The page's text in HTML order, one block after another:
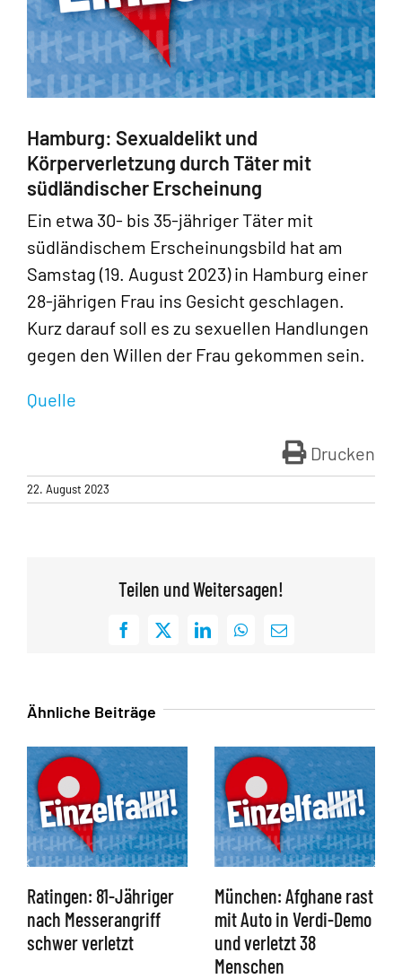
Hamburg: Sexualdelikt und
Körperverletzung durch Täter mit
südländischer Erscheinung
Ein etwa 30- bis 35-jähriger Täter mit
südländischem Erscheinungsbild hat am
Samstag (19. August 2023) in Hamburg einer
28-jährigen Frau ins Gesicht geschlagen.
Kurz darauf soll es zu sexuellen Handlungen
gegen den Willen der Frau gekommen sein.
Quelle
Drucken
22. August 2023
Teilen und Weitersagen!
Facebook
X LinkedInWhatsApp
E-
Ähnliche Beiträge
Ratingen: 81-Jähriger
nach Messerangriff
schwer verletzt
München: Afghane rast
mit Auto in Verdi-Demo
und verletzt 38
Menschen